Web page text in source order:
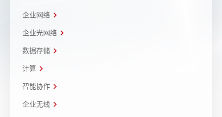
企业网络
企业光网络
数据存储
计算
智能协作
企业无线